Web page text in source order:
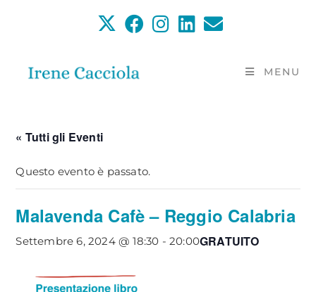
MENU
« Tutti gli Eventi
Questo evento è passato.
Malavenda Cafè – Reggio Calabria
Settembre 6, 2024 @ 18:30 -20:00GRATUITO